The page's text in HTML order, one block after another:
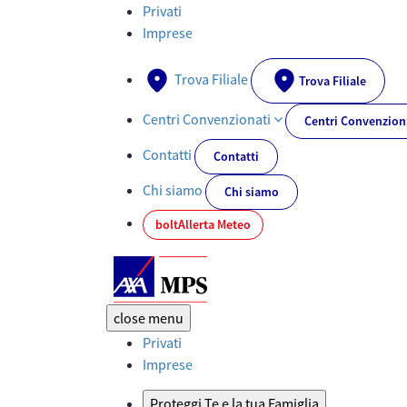
La mia Quotidianità - AXA-MPS.IT
Privati
Imprese
Trova Filiale Trova Filiale
Centri Convenzionati Centri
Contatti Contatti
Chi siamo
Chi siamo
boltAllerta Meteo
close menu
Privati
Imprese
Proteggi Te e la tua Famiglia